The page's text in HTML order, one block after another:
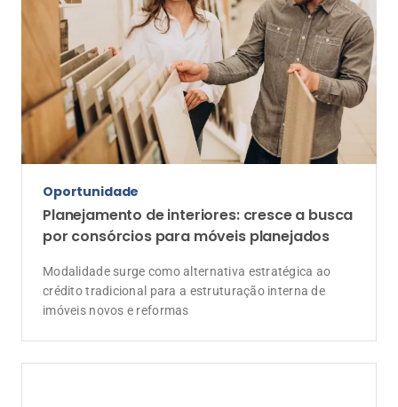
Oportunidade
Planejamento de interiores: cresce a busca
por consórcios para móveis planejados
Modalidade surge como alternativa estratégica ao
crédito tradicional para a estruturação interna de
imóveis novos e reformas